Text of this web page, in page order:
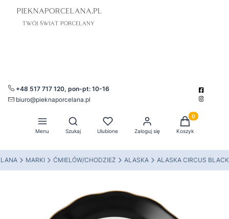
+48 517 717 120, pon-pt: 10-16
biuro@pieknaporcelana.pl
Menu
Otwórz wyszukiwarkę
Szukaj Ulubione Zaloguj się
Produkty w
Koszyk
MARKI ĆMIELÓW/CHODZIEŻ ALASKA ALASKA CIRCUS BLACK